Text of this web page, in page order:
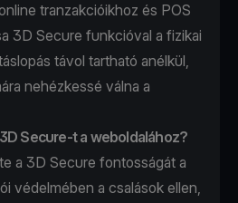
tranzakcióikhoz és POS
3D Secure funkcióval a fizikai
távol tartható anélkül,
nehézkessé válna a
Secure-t a weboldalához?
a 3D Secure fontosságát a
védelmében a csalások ellen,